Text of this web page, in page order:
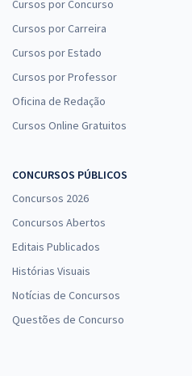
Cursos por Concurso
Cursos por Carreira
Cursos por Estado
Cursos por Professor
Oficina de Redação
Cursos Online Gratuitos
CONCURSOS PÚBLICOS
Concursos 2026
Concursos Abertos
Editais Publicados
Histórias Visuais
Notícias de Concursos
Questões de Concurso